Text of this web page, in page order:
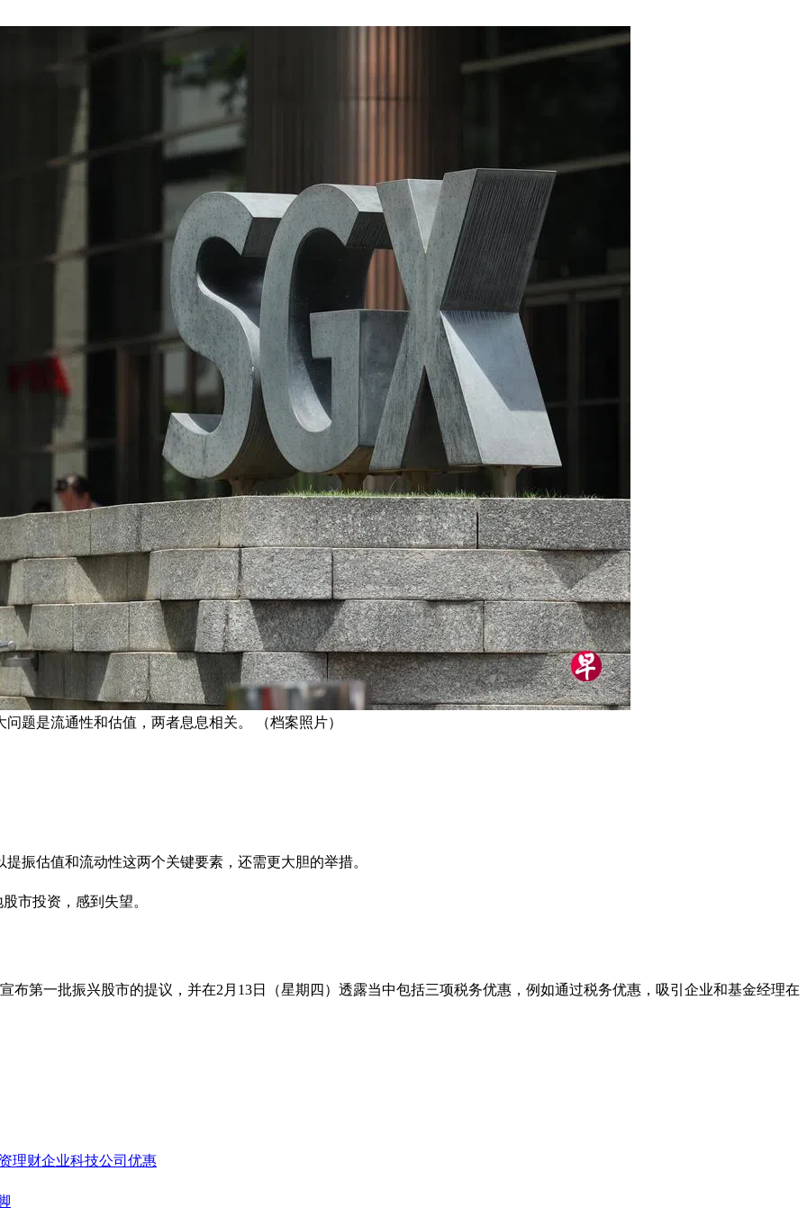
题是流通性和估值，两者息息相关。 （档案照片）
振估值和流动性这两个关键要素，还需更大胆的举措。
市投资，感到失望。
布第一批振兴股市的提议，并在2月13日（星期四）透露当中包括三项税务优惠，例如通过税务优惠，吸引企业和基金经理在
理财企业科技公司 优惠